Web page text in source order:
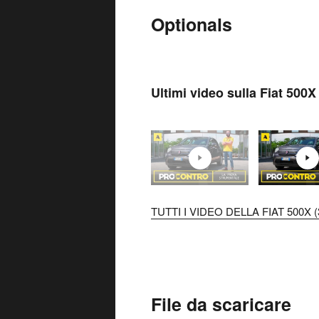
Optionals
Ultimi video sulla Fiat 500X
TUTTI I VIDEO DELLA FIAT 500X
File da scaricare